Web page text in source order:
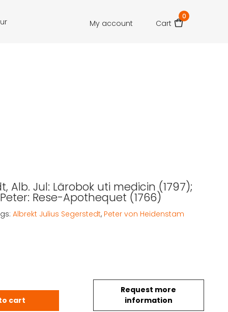
My account Cart
0
Alb. Jul: Lärobok uti medicin (1797);
Rese-Apothequet (1766)
Request more
information
Alb. Jul: Lärobok uti medicin (1797); Petersen,
cart
Albrekt Julius Segerstedt, Peter von Heidenstam